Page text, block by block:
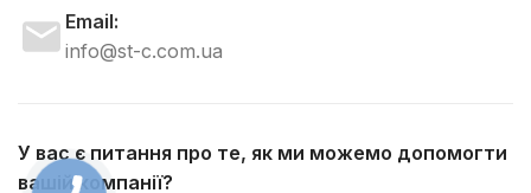
Email:
info@st-c.com.ua
У вас є питання про те, як ми можемо допомогти
вашій компанії?